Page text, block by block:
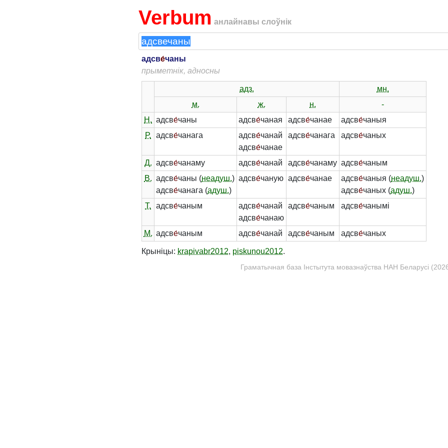
Verbum анлайнавы слоўнік
адсве́чаны
прыметнік, адносны
адз.
мн.
м.
ж. н.
-
Н. адсве́чаны адсве́чаная адсве́чанае адсве́чаныя
Р.
адсве́чанага адсве́чанай
адсве́чанае
адсве́чанага адсве́чаных
Д. адсве́чанаму адсве́чанай адсве́чанаму адсве́чаным
В. адсве́чаны (неадуш.)
адсве́чанага (адуш.)
адсве́чаную адсве́чанае адсве́чаныя (неадуш.)
адсве́чаных (адуш.)
Т.
адсве́чаным адсве́чанай
адсве́чанаю
адсве́чаным адсве́чанымі
М. адсве́чаным адсве́чанай адсве́чаным адсве́чаных
Крыніцы: krapivabr2012, piskunou2012.
Граматычная база Інстытута мовазнаўства НАН Беларусі